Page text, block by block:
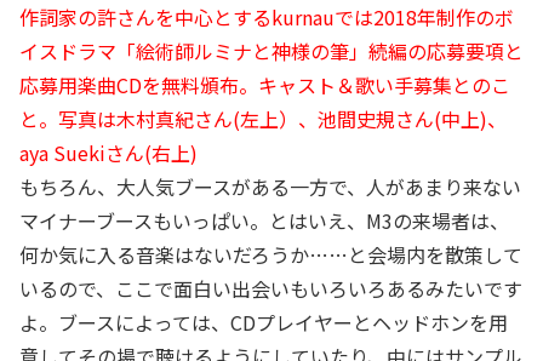
作詞家の許さんを中心とするkurnauでは2018年制作のボ
イスドラマ「絵術師ルミナと神様の筆」続編の応募要項と
応募用楽曲CDを無料頒布。キャスト＆歌い手募集とのこ
と。写真は木村真紀さん(左上）、池間史規さん(中上)、
aya Suekiさん(右上)
もちろん、大人気ブースがある一方で、人があまり来ない
マイナーブースもいっぱい。とはいえ、M3の来場者は、
何か気に入る音楽はないだろうか……と会場内を散策して
いるので、ここで面白い出会いもいろいろあるみたいです
よ。ブースによっては、CDプレイヤーとヘッドホンを用